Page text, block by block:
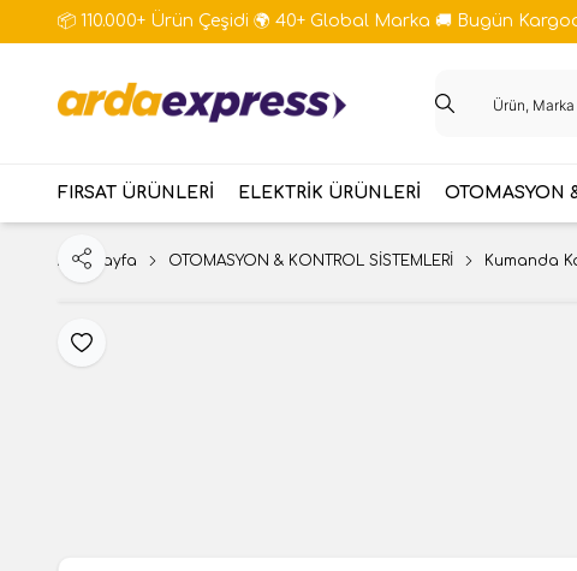
📦 110.000+ Ürün Çeşidi 🌍 40+ Global Marka 🚚 Bugün
FIRSAT ÜRÜNLERİ ELEKTRİK ÜRÜNLERİ OTOMASYON
Ana Sayfa OTOMASYON & KONTROL SİSTEMLERİ Kumanda
Favoriye Ekle
Paylaş